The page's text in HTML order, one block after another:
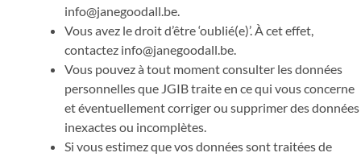
info@janegoodall.be.
Vous avez le droit d’être ‘oublié(e)’. À cet effet,
contactez info@janegoodall.be.
Vous pouvez à tout moment consulter les données
personnelles que JGIB traite en ce qui vous concerne
et éventuellement corriger ou supprimer des données
inexactes ou incomplètes.
Si vous estimez que vos données sont traitées de